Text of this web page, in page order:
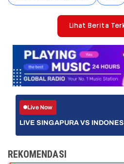
Lihat Berita
Live Now
LIVE SINGAPURA VS